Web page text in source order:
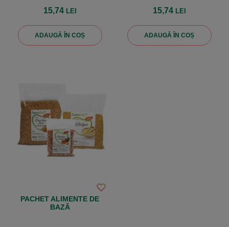
15,74 LEI
ADAUGĂ ÎN COȘ
15,74 LEI
ADAUGĂ ÎN COȘ
PACHET ALIMENTE DE
BAZĂ